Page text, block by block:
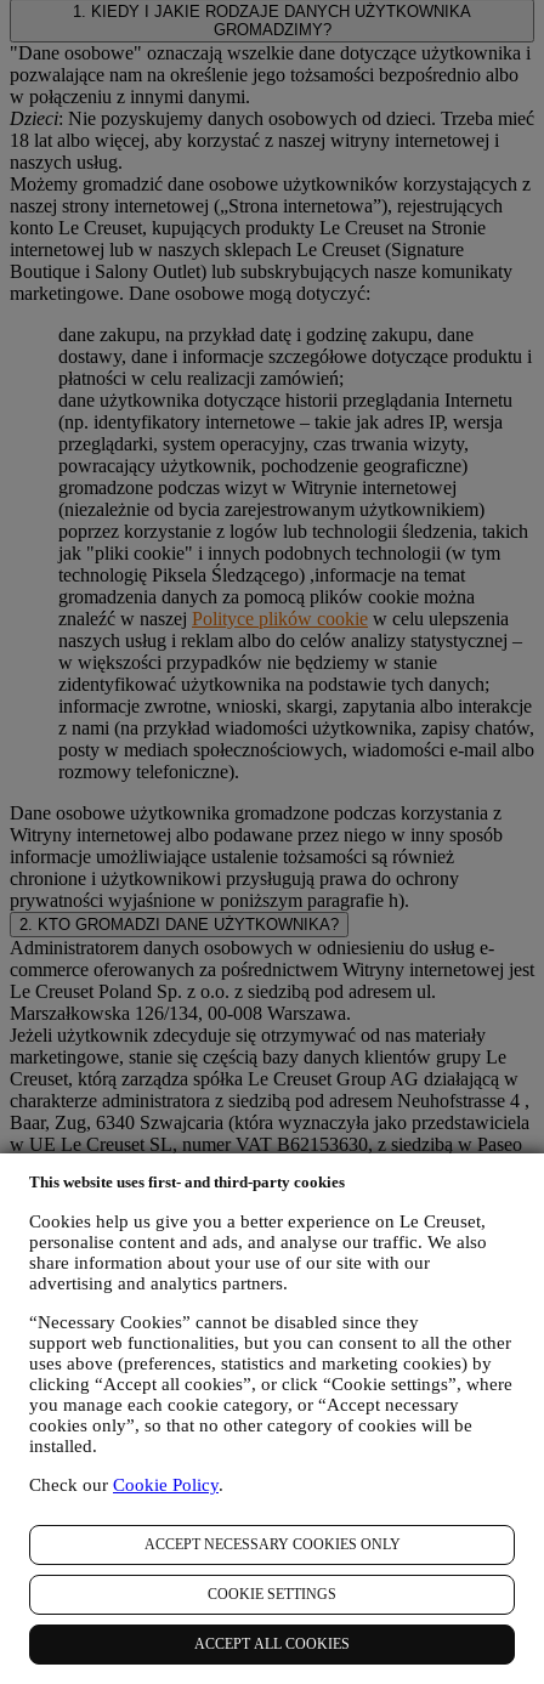
This website uses first- and third-party cookies
Cookies help us give you a better experience on Le Creuset,
personalise content and ads, and analyse our traffic. We also
share information about your use of our site with our
advertising and analytics partners.
“Necessary Cookies” cannot be disabled since they
support web functionalities, but you can consent to all the other
uses above (preferences, statistics and marketing cookies) by
clicking “Accept all cookies”, or click “Cookie settings”, where
you manage each cookie category, or “Accept necessary
cookies only”, so that no other category of cookies will be
installed.
Check our Cookie Policy.
ACCEPT NECESSARY COOKIES ONLY
COOKIE SETTINGS
ACCEPT ALL COOKIES
1. KIEDY I JAKIE RODZAJE DANYCH UŻYTKOWNIKA
GROMADZIMY?
"Dane osobowe" oznaczają wszelkie dane dotyczące użytkownika i
pozwalające nam na określenie jego tożsamości bezpośrednio albo
w połączeniu z innymi danymi.
Dzieci: Nie pozyskujemy danych osobowych od dzieci. Trzeba mieć
18 lat albo więcej, aby korzystać z naszej witryny internetowej i
naszych usług.
Możemy gromadzić dane osobowe użytkowników korzystających z
naszej strony internetowej („Strona internetowa”), rejestrujących
konto Le Creuset, kupujących produkty Le Creuset na Stronie
internetowej lub w naszych sklepach Le Creuset (Signature
Boutique i Salony Outlet) lub subskrybujących nasze komunikaty
marketingowe. Dane osobowe mogą dotyczyć:
dane zakupu, na przykład datę i godzinę zakupu, dane
dostawy, dane i informacje szczegółowe dotyczące produktu i
płatności w celu realizacji zamówień;
dane użytkownika dotyczące historii przeglądania Internetu
(np. identyfikatory internetowe – takie jak adres IP, wersja
przeglądarki, system operacyjny, czas trwania wizyty,
powracający użytkownik, pochodzenie geograficzne)
gromadzone podczas wizyt w Witrynie internetowej
(niezależnie od bycia zarejestrowanym użytkownikiem)
poprzez korzystanie z logów lub technologii śledzenia, takich
jak "pliki cookie" i innych podobnych technologii (w tym
technologię Piksela Śledzącego) ,informacje na temat
gromadzenia danych za pomocą plików cookie można
znaleźć w naszej Polityce plików cookie w celu ulepszenia
naszych usług i reklam albo do celów analizy statystycznej –
w większości przypadków nie będziemy w stanie
zidentyfikować użytkownika na podstawie tych danych;
informacje zwrotne, wnioski, skargi, zapytania albo interakcje
z nami (na przykład wiadomości użytkownika, zapisy chatów,
posty w mediach społecznościowych, wiadomości e-mail albo
rozmowy telefoniczne).
Dane osobowe użytkownika gromadzone podczas korzystania z
Witryny internetowej albo podawane przez niego w inny sposób
informacje umożliwiające ustalenie tożsamości są również
chronione i użytkownikowi przysługują prawa do ochrony
prywatności wyjaśnione w poniższym paragrafie h).
2. KTO GROMADZI DANE UŻYTKOWNIKA?
Administratorem danych osobowych w odniesieniu do usług e-
commerce oferowanych za pośrednictwem Witryny internetowej jest
Le Creuset Poland Sp. z o.o. z siedzibą pod adresem ul.
Marszałkowska 126/134, 00-008 Warszawa.
Jeżeli użytkownik zdecyduje się otrzymywać od nas materiały
marketingowe, stanie się częścią bazy danych klientów grupy Le
Creuset, którą zarządza spółka Le Creuset Group AG działającą w
charakterze administratora z siedzibą pod adresem Neuhofstrasse 4 ,
Baar, Zug, 6340 Szwajcaria (która wyznaczyła jako przedstawiciela
w UE Le Creuset SL, numer VAT B62153630, z siedzibą w Paseo
współadministrowaniu, która zasadniczo zapewnia (a) Le Creuset
spersonalizowaną obsługę klienta; (b) lokalne podmioty Le Creuset
korzystające ze wspomnianej strategii i wdrażające ją, a także
niezależnie opracowujące komunikację/inicjatywy marketingowe
lokalnie w Polsce (c) obaj współadministratorzy zobowiązani do
rozpatrywania wniosków o prawa osoby, której dane dotyczą.
3. DLACZEGO GROMADZIMY TE DANE?
Dane osobowe mogą być przetwarzane do następujących celów:
W CELU WYPEŁNIENIA OBOWIĄZKÓW
PRAWNYCH
Możemy przetwarzać niektóre dane dotyczące użytkownika,
wynikające z poleceń otrzymanych od władz.
Będziemy wykorzystywać dane osobowe użytkownika do
utworzenia konta Le Creuset, które umożliwi mu dostęp do
serii korzyści udostępnianych zarejestrowanym
użytkownikom w celu świadczenia im lepszych usług, np.
szybszej realizacji transakcji, zapisywania wielu adresów
dostawy, przeglądania i śledzenia zamówień. Tego rodzaju
przetwarzanie jest oparte na świadczeniu tej usługi na